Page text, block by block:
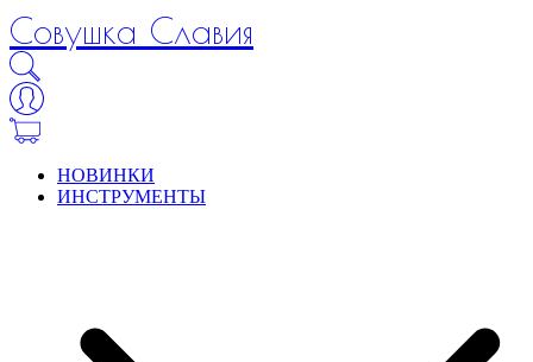
Совушка Славия
НОВИНКИ
ИНСТРУМЕНТЫ